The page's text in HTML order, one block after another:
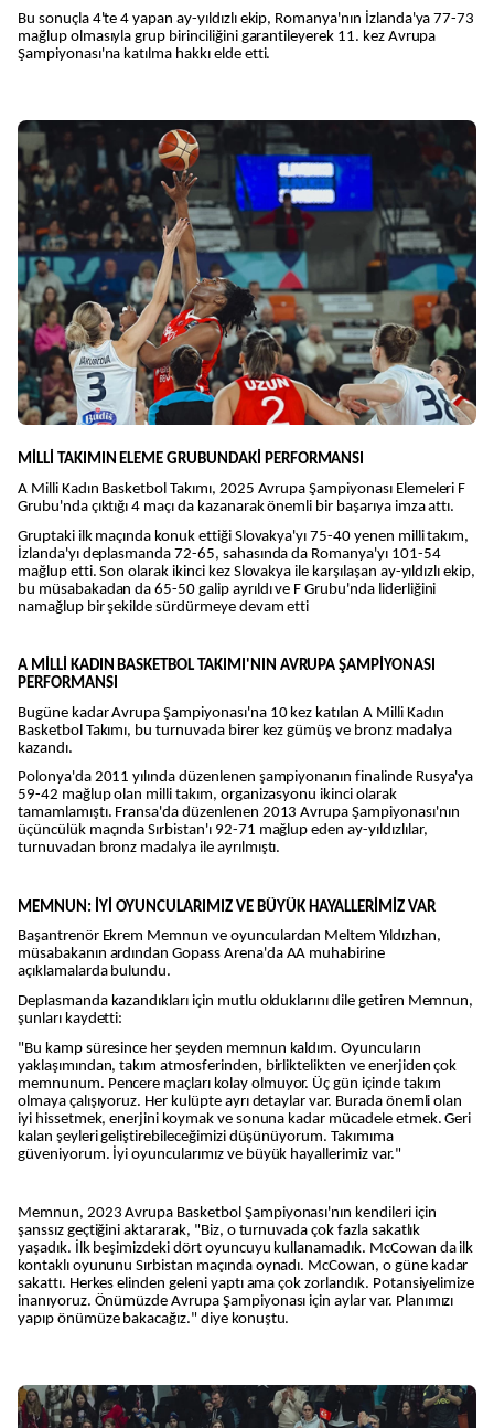
Bu sonuçla 4'te 4 yapan ay-yıldızlı ekip, Romanya'nın İzlanda'ya 77-73
mağlup olmasıyla grup birinciliğini garantileyerek 11. kez Avrupa
Şampiyonası'na katılma hakkı elde etti.
MİLLİ TAKIMIN ELEME GRUBUNDAKİ PERFORMANSI
A Milli Kadın Basketbol Takımı, 2025 Avrupa Şampiyonası Elemeleri F
Grubu'nda çıktığı 4 maçı da kazanarak önemli bir başarıya imza attı.
Gruptaki ilk maçında konuk ettiği Slovakya'yı 75-40 yenen milli takım,
İzlanda'yı deplasmanda 72-65, sahasında da Romanya'yı 101-54
mağlup etti. Son olarak ikinci kez Slovakya ile karşılaşan ay-yıldızlı ekip,
bu müsabakadan da 65-50 galip ayrıldı ve F Grubu'nda liderliğini
namağlup bir şekilde sürdürmeye devam etti
A MİLLİ KADIN BASKETBOL TAKIMI'NIN AVRUPA ŞAMPİYONASI
PERFORMANSI
Bugüne kadar Avrupa Şampiyonası'na 10 kez katılan A Milli Kadın
Basketbol Takımı, bu turnuvada birer kez gümüş ve bronz madalya
kazandı.
Polonya'da 2011 yılında düzenlenen şampiyonanın finalinde Rusya'ya
59-42 mağlup olan milli takım, organizasyonu ikinci olarak
tamamlamıştı. Fransa'da düzenlenen 2013 Avrupa Şampiyonası'nın
üçüncülük maçında Sırbistan'ı 92-71 mağlup eden ay-yıldızlılar,
turnuvadan bronz madalya ile ayrılmıştı.
MEMNUN: İYİ OYUNCULARIMIZ VE BÜYÜK HAYALLERİMİZ VAR
Başantrenör Ekrem Memnun ve oyunculardan Meltem Yıldızhan,
müsabakanın ardından Gopass Arena'da AA muhabirine
açıklamalarda bulundu.
Deplasmanda kazandıkları için mutlu olduklarını dile getiren Memnun,
şunları kaydetti:
"Bu kamp süresince her şeyden memnun kaldım. Oyuncuların
yaklaşımından, takım atmosferinden, birliktelikten ve enerjiden çok
memnunum. Pencere maçları kolay olmuyor. Üç gün içinde takım
olmaya çalışıyoruz. Her kulüpte ayrı detaylar var. Burada önemli olan
iyi hissetmek, enerjini koymak ve sonuna kadar mücadele etmek. Geri
kalan şeyleri geliştirebileceğimizi düşünüyorum. Takımıma
güveniyorum. İyi oyuncularımız ve büyük hayallerimiz var."
Memnun, 2023 Avrupa Basketbol Şampiyonası'nın kendileri için
şanssız geçtiğini aktararak, "Biz, o turnuvada çok fazla sakatlık
yaşadık. İlk beşimizdeki dört oyuncuyu kullanamadık. McCowan da ilk
kontaklı oyununu Sırbistan maçında oynadı. McCowan, o güne kadar
sakattı. Herkes elinden geleni yaptı ama çok zorlandık. Potansiyelimize
inanıyoruz. Önümüzde Avrupa Şampiyonası için aylar var. Planımızı
yapıp önümüze bakacağız." diye konuştu.